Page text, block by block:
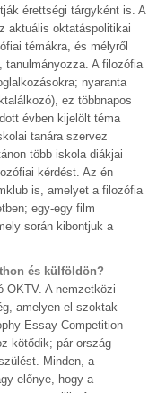
érettségi tárgyként is. A
aktuális oktatáspolitikai
témákra, és mélyről
tanulmányozza. A filozófia
nyaranta
ez többnapos
évben kijelölt téma
tanára szervez
több iskola diákjai
kérdést. Az én
is, amelyet a filozófia
egy-egy film
során kibontjuk a
és külföldön?
OKTV. A nemzetközi
amelyen el szoktak
Essay Competition
kötődik; pár ország
Minden, a
előnye, hogy a